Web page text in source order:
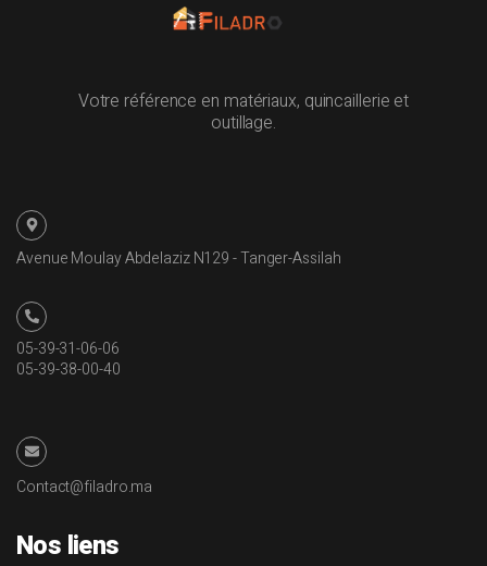
Votre référence en matériaux, quincaillerie et
outillage.
Avenue Moulay Abdelaziz N129 - Tanger-Assilah
05-39-31-06-06
05-39-38-00-40
Contact@filadro.ma
Nos liens